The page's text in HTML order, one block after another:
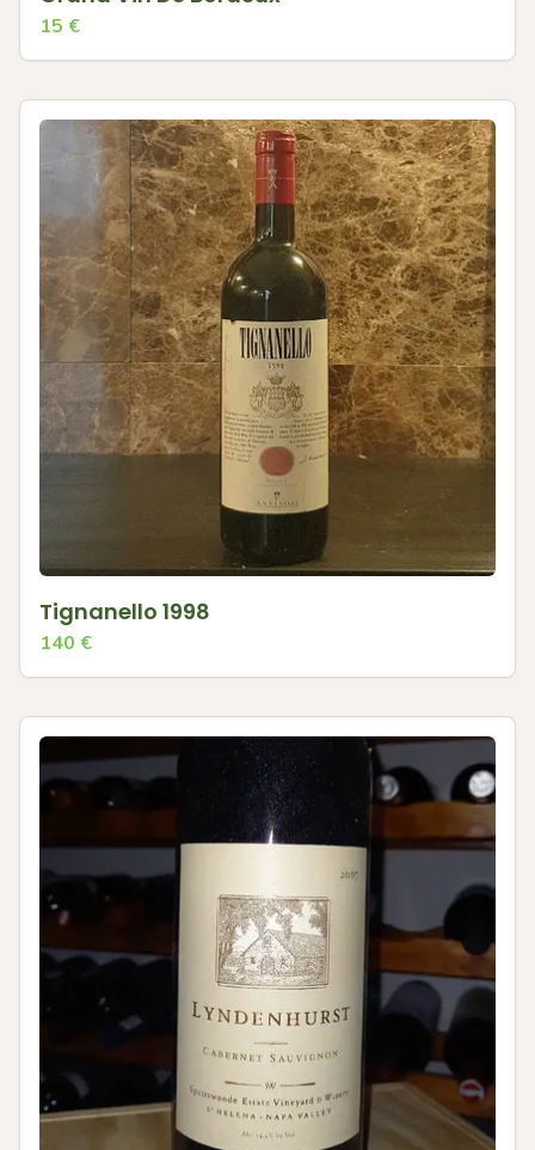
15 €
Tignanello 1998
140 €